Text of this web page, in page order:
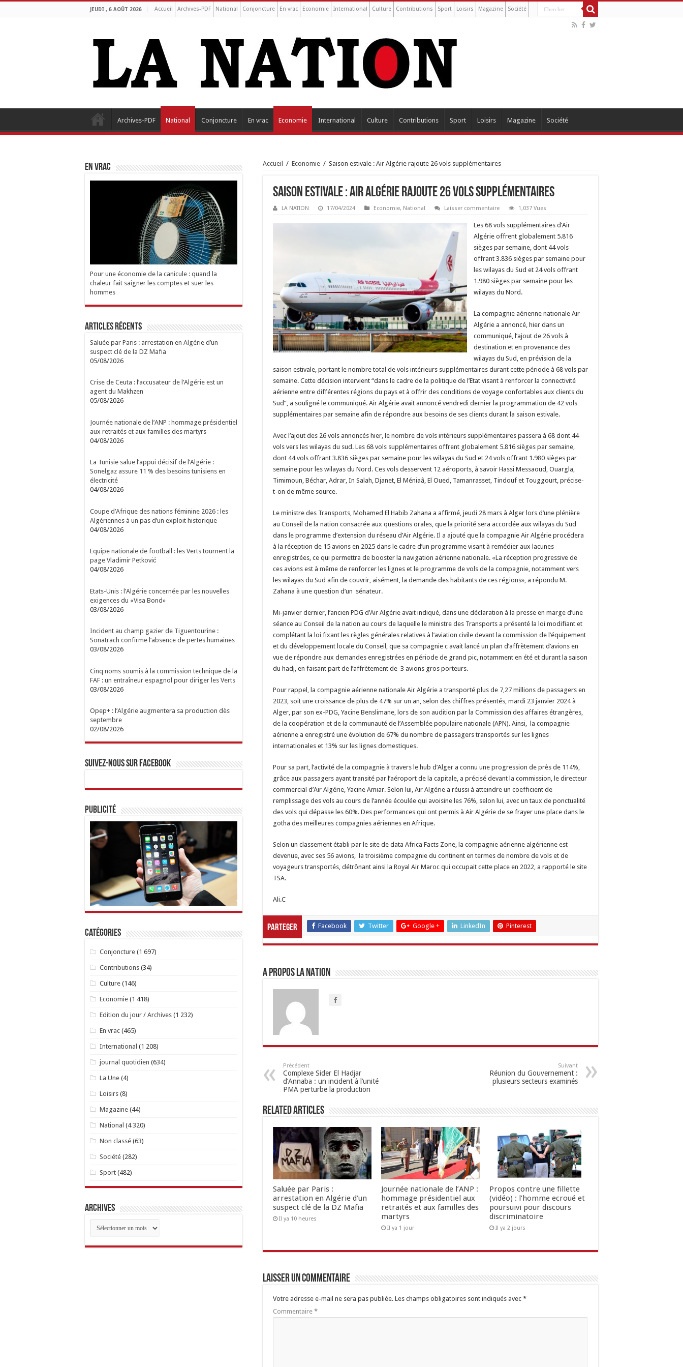
JEUDI , 6 AOÛT 2026 Accueil Archives-PDF National Conjoncture En vrac Economie International Culture Contributions Sport Loisirs Magazine Société
Archives-PDF National Conjoncture En vrac Economie International Culture Contributions Sport Loisirs Magazine Société
Accueil / Economie / Saison estivale : Air Algérie rajoute 26 vols supplémentaires
Saison estivale : Air Algérie rajoute 26 vols supplémentaires
LA NATION 17/04/2024 Economie, National Laisser commentaire 1,037 Vues
Les 68 vols supplémentaires d’Air
Algérie offrent globalement 5.816
sièges par semaine, dont 44 vols
offrant 3.836 sièges par semaine pour
les wilayas du Sud et 24 vols offrant
1.980 sièges par semaine pour les
wilayas du Nord.
La compagnie aérienne nationale Air
Algérie a annoncé, hier dans un
communiqué, l’ajout de 26 vols à
destination et en provenance des
wilayas du Sud, en prévision de la
saison estivale, portant le nombre total de vols intérieurs supplémentaires durant cette période à 68 vols par
semaine. Cette décision intervient “dans le cadre de la politique de l’Etat visant à renforcer la connectivité
aérienne entre différentes régions du pays et à offrir des conditions de voyage confortables aux clients du
Sud”, a souligné le communiqué. Air Algérie avait annoncé vendredi dernier la programmation de 42 vols
supplémentaires par semaine afin de répondre aux besoins de ses clients durant la saison estivale.
Avec l’ajout des 26 vols annoncés hier, le nombre de vols intérieurs supplémentaires passera à 68 dont 44
vols vers les wilayas du sud. Les 68 vols supplémentaires offrent globalement 5.816 sièges par semaine,
dont 44 vols offrant 3.836 sièges par semaine pour les wilayas du Sud et 24 vols offrant 1.980 sièges par
semaine pour les wilayas du Nord. Ces vols desservent 12 aéroports, à savoir Hassi Messaoud, Ouargla,
Timimoun, Béchar, Adrar, In Salah, Djanet, El Méniaâ, El Oued, Tamanrasset, Tindouf et Touggourt, précise-
t-on de même source.
Le ministre des Transports, Mohamed El Habib Zahana a affirmé, jeudi 28 mars à Alger lors d’une plénière
au Conseil de la nation consacrée aux questions orales, que la priorité sera accordée aux wilayas du Sud
dans le programme d’extension du réseau d’Air Algérie. Il a ajouté que la compagnie Air Algérie procédera
à la réception de 15 avions en 2025 dans le cadre d’un programme visant à remédier aux lacunes
enregistrées, ce qui permettra de booster la navigation aérienne nationale. «La réception progressive de
ces avions est à même de renforcer les lignes et le programme de vols de la compagnie, notamment vers
les wilayas du Sud afin de couvrir, aisément, la demande des habitants de ces régions», a répondu M.
Zahana à une question d’un sénateur.
Mi-janvier dernier, l’ancien PDG d’Air Algérie avait indiqué, dans une déclaration à la presse en marge d’une
séance au Conseil de la nation au cours de laquelle le ministre des Transports a présenté la loi modifiant et
complétant la loi fixant les règles générales relatives à l’aviation civile devant la commission de l’équipement
et du développement locale du Conseil, que sa compagnie c avait lancé un plan d’affrètement d’avions en
vue de répondre aux demandes enregistrées en période de grand pic, notamment en été et durant la saison
du hadj, en faisant part de l’affrètement de 3 avions gros porteurs.
Pour rappel, la compagnie aérienne nationale Air Algérie a transporté plus de 7,27 millions de passagers en
2023, soit une croissance de plus de 47% sur un an, selon des chiffres présentés, mardi 23 janvier 2024 à
Alger, par son ex-PDG, Yacine Benslimane, lors de son audition par la Commission des affaires étrangères,
de la coopération et de la communauté de l’Assemblée populaire nationale (APN). Ainsi, la compagnie
aérienne a enregistré une évolution de 67% du nombre de passagers transportés sur les lignes
internationales et 13% sur les lignes domestiques.
Pour sa part, l’activité de la compagnie à travers le hub d’Alger a connu une progression de près de 114%,
grâce aux passagers ayant transité par l’aéroport de la capitale, a précisé devant la commission, le directeur
commercial d’Air Algérie, Yacine Amiar. Selon lui, Air Algérie a réussi à atteindre un coefficient de
remplissage des vols au cours de l’année écoulée qui avoisine les 76%, selon lui, avec un taux de ponctualité
des vols qui dépasse les 60%. Des performances qui ont permis à Air Algérie de se frayer une place dans le
gotha des meilleures compagnies aériennes en Afrique.
Selon un classement établi par le site de data Africa Facts Zone, la compagnie aérienne algérienne est
devenue, avec ses 56 avions, la troisième compagnie du continent en termes de nombre de vols et de
voyageurs transportés, détrônant ainsi la Royal Air Maroc qui occupait cette place en 2022, a rapporté le site
TSA.
Ali.C
Parteger Facebook Twitter Google + LinkedIn Pinterest
A propos LA NATION
Précédent
Complexe Sider El Hadjar
d’Annaba : un incident à l’unité
PMA perturbe la production
Suivant
Réunion du Gouvernement :
plusieurs secteurs examinés
Related Articles
Saluée par Paris :
arrestation en Algérie d’un
suspect clé de la DZ Mafia
Il ya 10 heures
Journée nationale de l’ANP :
hommage présidentiel aux
retraités et aux familles des
martyrs
Il ya 1 jour
Propos contre une fillette
(vidéo) : l’homme ecroué et
poursuivi pour discours
discriminatoire
Il ya 2 jours
Laisser un commentaire
Votre adresse e-mail ne sera pas publiée. Les champs obligatoires sont indiqués avec *
Commentaire *
EN VRAC
Pour une économie de la canicule : quand la
chaleur fait saigner les comptes et suer les
hommes
Articles Récents
Saluée par Paris : arrestation en Algérie d’un
suspect clé de la DZ Mafia
05/08/2026
Crise de Ceuta : l’accusateur de l’Algérie est un
agent du Makhzen
05/08/2026
Journée nationale de l’ANP : hommage présidentiel
aux retraités et aux familles des martyrs
04/08/2026
La Tunisie salue l’appui décisif de l’Algérie :
Sonelgaz assure 11 % des besoins tunisiens en
électricité
04/08/2026
Coupe d’Afrique des nations féminine 2026 : les
Algériennes à un pas d’un exploit historique
04/08/2026
Equipe nationale de football : les Verts tournent la
page Vladimir Petković
04/08/2026
Etats-Unis : l’Algérie concernée par les nouvelles
exigences du «Visa Bond»
03/08/2026
Incident au champ gazier de Tiguentourine :
Sonatrach confirme l’absence de pertes humaines
03/08/2026
Cinq noms soumis à la commission technique de la
FAF : un entraîneur espagnol pour diriger les Verts
03/08/2026
Opep+ : l’Algérie augmentera sa production dès
septembre
02/08/2026
Suivez-nous sur Facebook
Publicité
Catégories
Conjoncture(1 697)
Contributions(34)
Culture(146)
Economie(1 418)
Edition du jour / Archives(1 232)
En vrac(465)
International (1 208)
journal quotidien (634)
La Une(4)
Loisirs(8)
Magazine(44)
National (4 320)
Non classé(63)
Société(282)
Sport(482)
Archives
Archives